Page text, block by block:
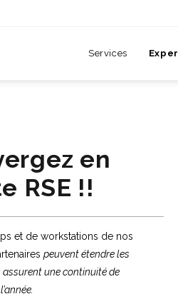
Services
en
RSE !!
et de workstations de nos
peuvent étendre les
assurent une continuité de